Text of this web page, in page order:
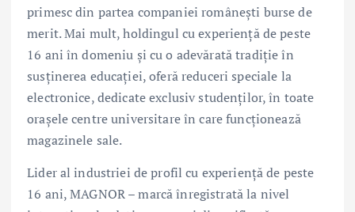
primesc din partea companiei românești burse de
merit. Mai mult, holdingul cu experiență de peste
16 ani în domeniu și cu o adevărată tradiție în
susținerea educației, oferă reduceri speciale la
electronice, dedicate exclusiv studenților, în toate
orașele centre universitare în care funcționează
magazinele sale.
Lider al industriei de profil cu experiență de peste
16 ani, MAGNOR – marcă înregistrată la nivel